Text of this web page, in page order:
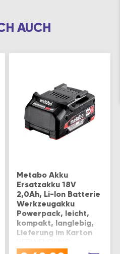
AUCH
Metabo Akku
Ersatzakku 18V
2,0Ah, Li-Ion Batterie
Werkzeugakku
Powerpack, leicht,
kompakt, langlebig,
Lieferung im Karton
Ersatzakku für Akku-